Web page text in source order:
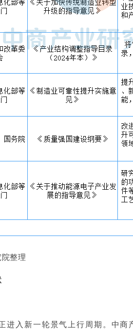
整理
进入新一轮景气上行周期。中商